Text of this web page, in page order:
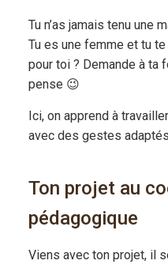
Tu n’as jamais tenu une
Tu es une femme et tu
pour toi ? Demande à ta
pense 😉
Ici, on apprend à
avec des gestes
Ton projet au
pédagogique
Viens avec ton projet, il